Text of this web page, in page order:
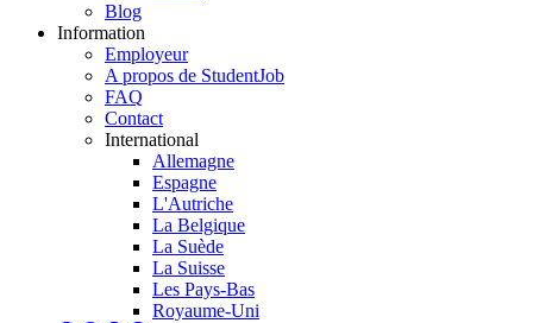
Blog
Information
Employeur
A propos de StudentJob
FAQ
Contact
International
Allemagne
Espagne
L'Autriche
La Belgique
La Suède
La Suisse
Les Pays-Bas
Royaume-Uni